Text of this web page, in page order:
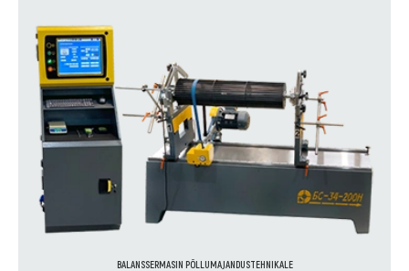
BALANSSERMASIN PÕLLUMAJANDUSTEHNIKALE